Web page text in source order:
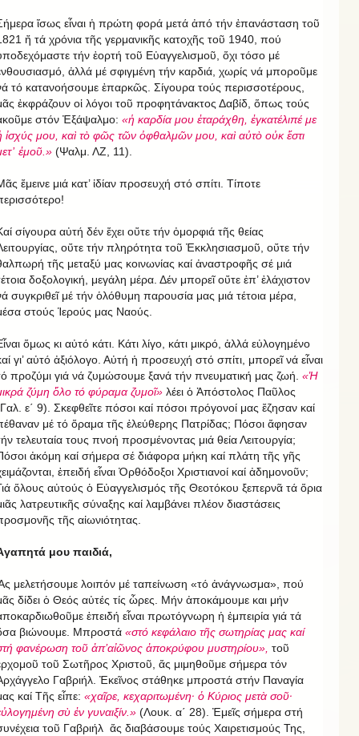
ἴσως εἶναι ἡ πρώτη φορά μετά ἀπό τήν ἐπανάσταση τοῦ
ἤ τά χρόνια τῆς γερμανικῆς κατοχῆς τοῦ 1940, πού
τήν ἑορτή τοῦ Εὐαγγελισμοῦ, ὄχι τόσο μέ
ἀλλά μέ σφιγμένη τήν καρδιά, χωρίς νά μποροῦμε
τό κατανοήσουμε ἐπαρκῶς. Σίγουρα τούς περισσοτέρους,
ἐκφράζουν οἱ λόγοι τοῦ προφητάνακτος Δαβίδ, ὅπως τούς
στόν Ἐξάψαλμο: «ἡ καρδία μου ἐταράχθη, ἐγκατέλιπέ με
ἰσχύς μου, καὶ τὸ φῶς τῶν ὀφθαλμῶν μου, καὶ αὐτὸ οὐκ ἔστι
ἐμοῦ.» (Ψαλμ. ΛΖ, 11).
ἔμεινε μιά κατ’ ἰδίαν προσευχή στό σπίτι. Τίποτε
σίγουρα αὐτή δέν ἔχει οὔτε τήν ὀμορφιά τῆς θείας
οὔτε τήν πληρότητα τοῦ Ἐκκλησιασμοῦ, οὔτε τήν
τῆς μεταξύ μας κοινωνίας καί ἀναστροφῆς σέ μιά
δοξολογική, μεγάλη μέρα. Δέν μπορεῖ οὔτε ἐπ’ ἐλάχιστον
συγκριθεῖ μέ τήν ὁλόθυμη παρουσία μας μιά τέτοια μέρα,
στούς Ἱερούς μας Ναούς.
ὅμως κι αὐτό κάτι. Κάτι λίγο, κάτι μικρό, ἀλλά εὐλογημένο
γι’ αὐτό ἀξιόλογο. Αὐτή ἡ προσευχή στό σπίτι, μπορεῖ νά εἶναι
προζύμι γιά νά ζυμώσουμε ξανά τήν πνευματική μας ζωή. «Ἡ
ζύμη ὅλο τό φύραμα ζυμοῖ» λέει ὁ Ἀπόστολος Παῦλος
ε΄ 9). Σκεφθεῖτε πόσοι καί πόσοι πρόγονοί μας ἔζησαν καί
μέ τό ὅραμα τῆς ἐλεύθερης Πατρίδας; Πόσοι ἄφησαν
τελευταία τους πνοή προσμένοντας μιά θεία Λειτουργία;
ἀκόμη καί σήμερα σέ διάφορα μήκη καί πλάτη τῆς γῆς
ἐπειδή εἶναι Ὀρθόδοξοι Χριστιανοί καί ἀδημονοῦν;
ὅλους αὐτούς ὁ Εὐαγγελισμός τῆς Θεοτόκου ξεπερνᾶ τά ὅρια
λατρευτικῆς σύναξης καί λαμβάνει πλέον διαστάσεις
τῆς αἰωνιότητας.
μου παιδιά,
μελετήσουμε λοιπόν μέ ταπείνωση «τό ἀνάγνωσμα», πού
δίδει ὁ Θεός αὐτές τίς ὧρες. Μήν ἀποκάμουμε και μήν
ἐπειδή εἶναι πρωτόγνωρη ἡ ἐμπειρία γιά τά
βιώνουμε. Μπροστά «στό κεφάλαιο τῆς σωτηρίας μας καί
φανέρωση τοῦ ἀπ’αἰῶνος ἀποκρύφου μυστηρίου», τοῦ
τοῦ Σωτῆρος Χριστοῦ, ἄς μιμηθοῦμε σήμερα τόν
Γαβριήλ. Ἐκεῖνος στάθηκε μπροστά στήν Παναγία
καί Τῆς εἶπε: «χαῖρε, κεχαριτωμένη· ὁ Κύριος μετὰ σοῦ·
σὺ ἐν γυναιξίν.» (Λουκ. α΄ 28). Ἐμεῖς σήμερα στή
τοῦ Γαβριήλ ἄς διαβάσουμε τούς Χαιρετισμούς Της,